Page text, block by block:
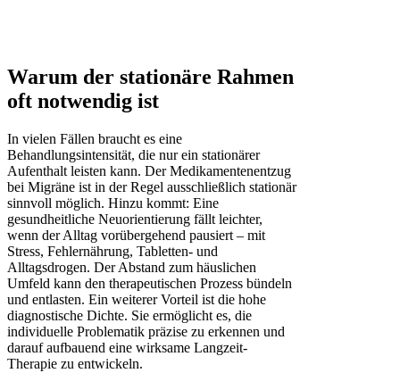
Warum der stationäre Rahmen
oft notwendig ist
In vielen Fällen braucht es eine
Behandlungsintensität, die nur ein stationärer
Aufenthalt leisten kann. Der Medikamentenentzug
bei Migräne ist in der Regel ausschließlich stationär
sinnvoll möglich. Hinzu kommt: Eine
gesundheitliche Neuorientierung fällt leichter,
wenn der Alltag vorübergehend pausiert – mit
Stress, Fehlernährung, Tabletten- und
Alltagsdrogen. Der Abstand zum häuslichen
Umfeld kann den therapeutischen Prozess bündeln
und entlasten. Ein weiterer Vorteil ist die hohe
diagnostische Dichte. Sie ermöglicht es, die
individuelle Problematik präzise zu erkennen und
darauf aufbauend eine wirksame Langzeit-
Therapie zu entwickeln.